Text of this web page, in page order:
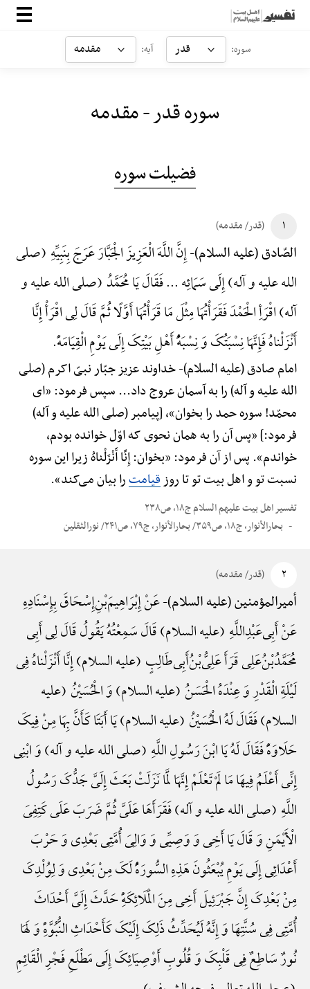
صفحه‌اصلی
ارتباط با ما
سوره: قدر آیه: مقدمه
سوره قدر - مقدمه
فضیلت سوره
۱ (قدر/ مقدمه)
الصّادق (علیه السلام)-إِنَّ اللَّهَ الْعَزِیزَ الْجَبَّارَ عَرَجَ بِنَبِیِّهِ (صلی
الله علیه و آله) إِلَی سَمَائِه ... فَقَالَ یَا مُحَمَّدُ (صلی الله علیه و
آله) اقْرَأِ الْحَمْدَ فَقَرَأْتُهَا مِثْلَ مَا قَرَأْتُهَا أَوَّلًا ثُمَّ قَالَ لِی اقْرَأْ إِنَّا
أَنْزَلْناهُ فَإِنَّهَا نِسْبَتُکَ وَ نِسْبَهًُْ أَهْلِ بَیْتِکَ إِلَی یَوْمِ الْقِیَامَهًْ.
امام صادق (علیه السلام)-خداوند عزیز جبّار نبیّ اکرم (صلی
الله علیه و آله) را به آسمان عروج داد... سپس فرمود: «ای
محمّد! سوره حمد را بخوان»، [پیامبر (صلی الله علیه و آله)
فرمود:] «پس آن را به همان نحوی که اوّل خوانده بودم،
خواندم». پس از آن فرمود: «بخوان: إِنَّا أَنْزَلْناهُ زیرا این سوره
نسبت تو و اهل بیت تو تا روزقیامترا بیان می‌کند».
تفسیر اهل بیت علیهم السلام ج۱۸، ص۲۳۸
بحارالأنوار، ج۱۸، ص۳۵۹/ بحارالأنوار، ج۷۹، ص۲۴۱/ نورالثقلین
۲ (قدر/ مقدمه)
أمیرالمؤمنین (علیه السلام)-عَنْ إِبْرَاهِیمَ‌بْنِ‌إِسْحَاقَ بِإِسْنَادِهِ
عَنْ أَبِی‌عَبْدِ‌اللَّهِ (علیه السلام) قَالَ سَمِعْتُهُ یَقُولُ قَالَ لِی أَبِی
مُحَمَّدُ‌بْنُ‌عَلِی قَرَأَ عَلِیُّ‌بْنُ‌أَبِی‌طَالِبٍ (علیه السلام) إِنَّا أَنْزَلْناهُ فِی
لَیْلَةِ الْقَدْرِ وَ عِنْدَهُ الْحَسَنُ (علیه السلام) وَ الْحُسَیْنُ (علیه
السلام) فَقَالَ لَهُ الْحُسَیْنُ (علیه السلام) یَا أَبَتَا کَأَنَّ بِهَا مِنْ فِیکَ
حَلَاوَهًًْ فَقَالَ لَهُ یَا ابْنَ رَسُولِ اللَّهِ (صلی الله علیه و آله) وَ ابْنِی
إِنِّی أَعْلَمُ فِیهَا مَا لَمْ تَعْلَمْ إِنَّهَا لَمَّا نَزَلَتْ بَعَثَ إِلَیَّ جَدُّکَ رَسُولُ
اللَّهِ (صلی الله علیه و آله) فَقَرَأَهَا عَلَیَّ ثُمَّ ضَرَبَ عَلَی کَتِفِیَ
الْأَیْمَنِ وَ قَالَ یَا أَخِی وَ وَصِیِّی وَ وَالِیَ أُمَّتِی بَعْدِی وَ حَرْبَ
أَعْدَائِی إِلَی یَوْمِ یُبْعَثُونَ هَذِهِ السُّورَهًُْ لَکَ مِنْ بَعْدِی وَ لِوُلْدِکَ
مِنْ بَعْدِکَ إِنَّ جَبْرَئِیلَ أَخِی مِنَ الْمَلَائِکَهًِْ حَدَّثَ إِلَیَّ أَحْدَاثَ
أُمَّتِی فِی سُنَّتِهَا وَ إِنَّهُ لَیُحَدِّثُ ذَلِکَ إِلَیْکَ کَأَحْدَاثِ النُّبُوَّهًِْ وَ لَهَا
نُورٌ سَاطِعٌ فِی قَلْبِکَ وَ قُلُوبِ أَوْصِیَائِکَ إِلَی مَطْلَعِ فَجْرِ الْقَائِمِ